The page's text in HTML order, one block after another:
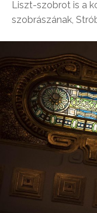
Liszt-szobrot is a
szobrászának,